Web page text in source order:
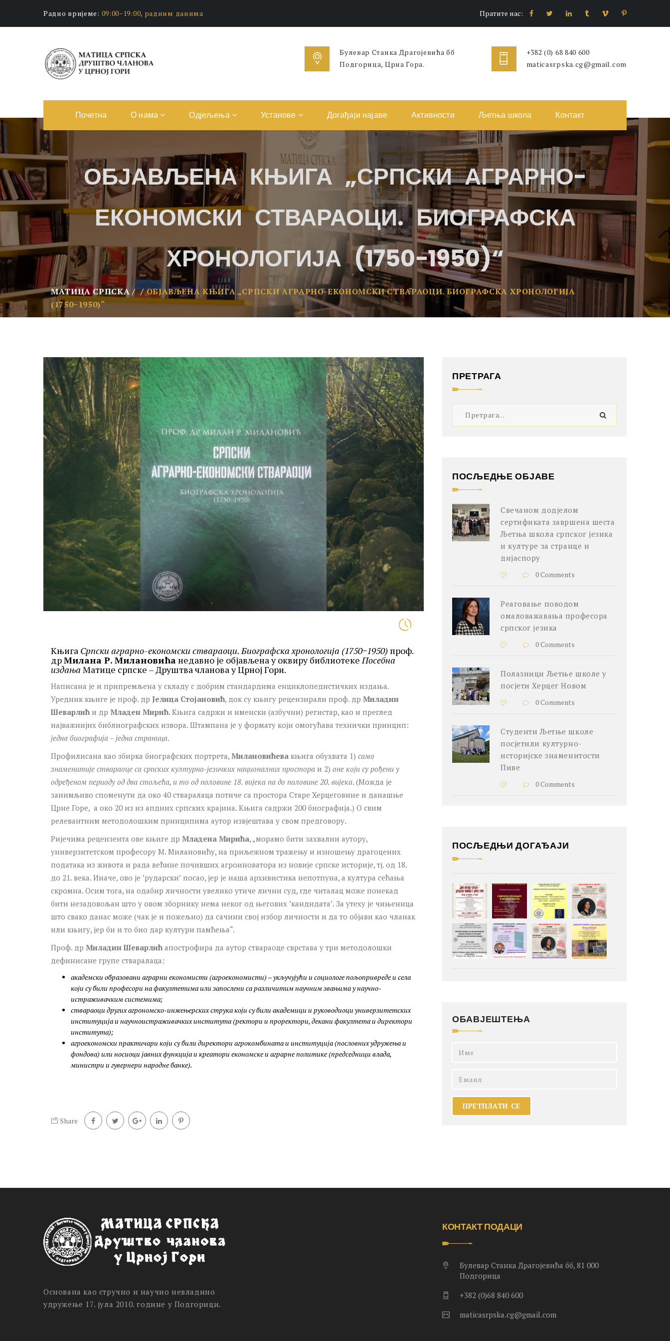
Радно вријеме: 09:00−19:00, радним данима Пратите нас:
Булевар Станка Драгојевића бб
Подгорица, Црна Гора.
+382 (0) 68 840 600
maticasrpska.cg@gmail.com
Почетна О нама Одјељења Установе Догађаји најаве Активности Љетња школа Контакт
ОБЈАВЉЕНА КЊИГА „СРПСКИ АГРАРНО-
ЕКОНОМСКИ СТВАРАОЦИ. БИОГРАФСКА
ХРОНОЛОГИЈА (1750−1950)“
МАТИЦА СРПСКА
ОБЈАВЉЕНА КЊИГА „СРПСКИ АГРАРНО-ЕКОНОМСКИ СТВАРАОЦИ. БИОГРАФСКА ХРОНОЛОГИЈА
(1750−1950)“
Књига Српски аграрно-економски ствараоци. Биографска хронологија (1750−1950) проф.
дрМилана Р. Милановића недавно је објављена у оквиру библиотеке Посебна
издања Матице српске – Друштва чланова у Црној Гори.
Написана је и припремљена у складу с добрим стандардима енциклопедистичких издања.
Уредник књиге је проф. др Јелица Стојановић, док су књигу рецензирали проф. др Миладин
Шеварлић и др Младен Мирић. Књига садржи и именски (азбучни) регистар, као и преглед
најважнијих библиографских извора. Штампана је у формату који омогућава технички принцип:
једна биографија – једна страница.
Профилисана као збирка биографских портрета, Милановићева књига обухвата 1) само
знаменитије ствараоце са српских културно-језичких националних простора и 2) оне који су рођени у
одређеном периоду од два стољећа, и то од половине 18. вијека па до половине 20. вијека. (Можда је
занимљиво споменути да око 40 стваралаца потиче са простора Старе Херцеговине и данашње
Црне Горе, а око 20 из из апдних српских крајина. Књига садржи 200 биографија.) О свим
релевантним методолошким принципима аутор извјештава у свом предговору.
Ријечима рецензента ове књиге др Младена Мирића, „морамо бити захвални аутору,
универзитетском професору М. Милановићу, на приљежном тражењу и изношењу драгоцених
података из живота и рада већине почивших агроиноватора из новије српске историје, тј. од 18.
до 21. века. Иначе, ово је ʼрударскиʼ посао, јер је наша архивистика непотпуна, а култура сећања
скромна. Осим тога, на одабир личности увелико утичe лични суд, где читалац може понекад
бити незадовољан што у овом зборнику нема неког од његових ʼкандидатаʼ. За утеху је чињеница
што свако данас може (чак је и пожељно) да сачини свој избор личности и да то објави као чланак
или књигу, јер би и то био дар култури памћења“.
Проф. др Миладин Шеварлић апострофира да аутор ствараоце сврстава у три методолошки
дефинисане групе стваралаца:
академски образовани аграрни економисти (агроекономисти) – укључујући и социологе пољопривреде и села
који су били професори на факултетима или запослени са различитим научним звањима у научно-
истраживачким системима;
ствараоци других агрономско-инжењерских струка који су били академици и руководиоци универзитетских
институција и научноистраживачких института (ректори и проректори, декани факултета и директори
института);
агроекономски практичари који су били директори агрокомбината и институција (пословних удружења и
фондова) или носиоци јавних функција и креатори економске и аграрне политике (председници влада,
министри и гувернери народне банке).
Share
ПРЕТРАГА
ПОСЉЕДЊЕ ОБЈАВЕ
Свечаном додјелом
сертификата завршена шеста
Љетња школа српског језика
и културе за странце и
дијаспору
0 Comments
Реаговање поводом
омаловажавања професора
српског језика
0 Comments
Полазници Љетње школе у
посјети Херцег Новом
0 Comments
Студенти Љетње школе
посјетили културно-
историјске знаменитости
Пиве
0 Comments
ПОСЉЕДЊИ ДОГАЂАЈИ
ОБАВЈЕШТЕЊА
Основана као стручно и научно невладино
удружење 17. јула 2010. године у Подгорици.
КОНТАКТ ПОДАЦИ
Булевар Станка Драгојевића бб, 81 000
Подгорица
+382 (0)68 840 600
maticasrpska.cg@gmail.com